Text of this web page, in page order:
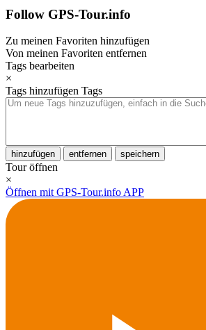
Follow GPS-Tour.info
Zu meinen Favoriten hinzufügen
Von meinen Favoriten entfernen
Tags bearbeiten
×
Tags hinzufügen Tags
hinzufügen entfernen speichern
Tour öffnen
×
Öffnen mit GPS-Tour.info APP